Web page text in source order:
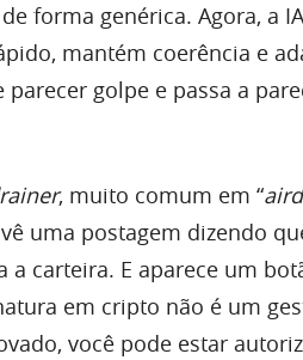
forma genérica. Agora, a IA
mantém coerência e
golpe e passa a
, muito comum em “
uma postagem dizendo
carteira. E aparece um
em cripto não é um
você pode estar